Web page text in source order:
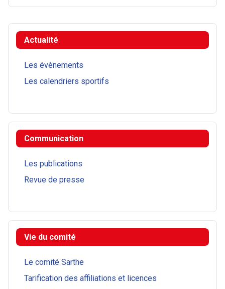
Actualité
Les évènements
Les calendriers sportifs
Communication
Les publications
Revue de presse
Vie du comité
Le comité Sarthe
Tarification des affiliations et licences